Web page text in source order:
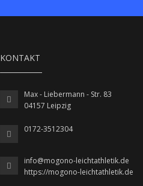
KONTAKT
Max - Liebermann - Str. 83
04157 Leipzig
0172-3512304
info@mogono-leichtathletik.de
https://mogono-leichtathletik.de